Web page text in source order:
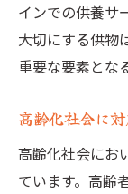
インでの供養サ
大切にする供物
重要な要素とな
高齢化社会に
高齢化社会にお
ています。高齢